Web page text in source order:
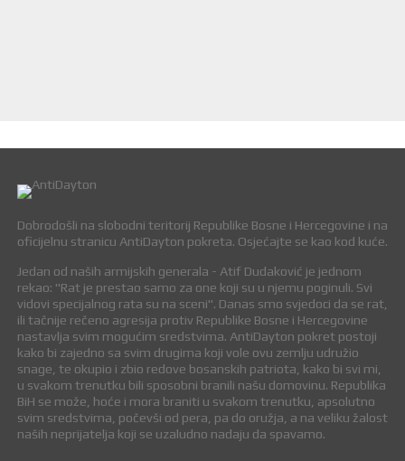
Dobrodošli na slobodni teritorij Republike Bosne i Hercegovine i na
oficijelnu stranicu AntiDayton pokreta. Osjećajte se kao kod kuće.
Jedan od naših armijskih generala - Atif Dudaković je jednom
rekao: "Rat je prestao samo za one koji su u njemu poginuli. Svi
vidovi specijalnog rata su na sceni". Danas smo svjedoci da se rat,
ili tačnije rečeno agresija protiv Republike Bosne i Hercegovine
nastavlja svim mogućim sredstvima. AntiDayton pokret postoji
kako bi zajedno sa svim drugima koji vole ovu zemlju udružio
snage, te okupio i zbio redove bosanskih patriota, kako bi svi mi,
u svakom trenutku bili sposobni branili našu domovinu. Republika
BiH se može, hoće i mora braniti u svakom trenutku, apsolutno
svim sredstvima, počevši od pera, pa do oružja, a na veliku žalost
naših neprijatelja koji se uzaludno nadaju da spavamo.